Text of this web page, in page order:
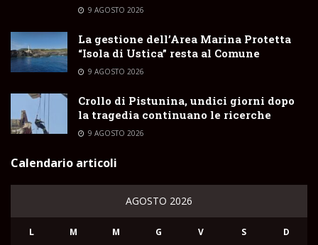
9 AGOSTO 2026
La gestione dell’Area Marina Protetta
“Isola di Ustica” resta al Comune
9 AGOSTO 2026
Crollo di Pistunina, undici giorni dopo
la tragedia continuano le ricerche
9 AGOSTO 2026
Calendario articoli
AGOSTO 2026
L M M G V S D